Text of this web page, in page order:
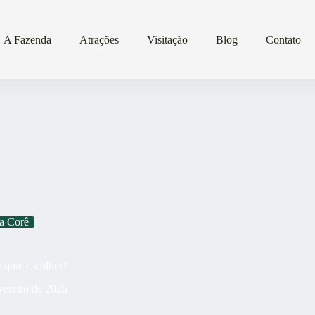
A Fazenda Atrações Visitação Blog Contato
Corê